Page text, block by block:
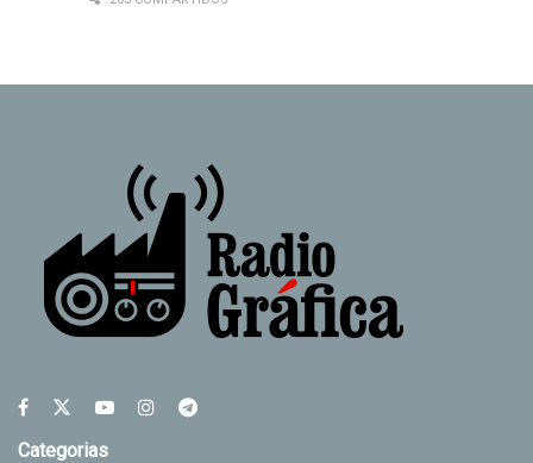
Categorias